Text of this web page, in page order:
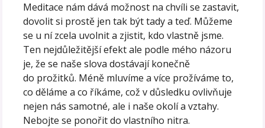
Meditace nám dává možnost na chvíli se zastavit,
dovolit si prostě jen tak být tady a teď. Můžeme
se u ní zcela uvolnit a zjistit, kdo vlastně jsme.
Ten nejdůležitější efekt ale podle mého názoru
je, že se naše slova dostávají konečně
do prožitků. Méně mluvíme a více prožíváme to,
co děláme a co říkáme, což v důsledku ovlivňuje
nejen nás samotné, ale i naše okolí a vztahy.
Nebojte se ponořit do vlastního nitra.